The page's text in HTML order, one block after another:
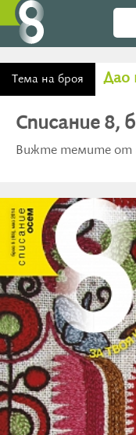
Тема на броя Дао
Списание 8,
Вижте темите от